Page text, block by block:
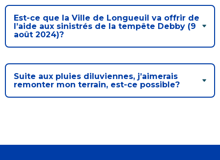
Est-ce que la Ville de Longueuil va offrir de
l’aide aux sinistrés de la tempête Debby (9
août 2024)?
Suite aux pluies diluviennes, j’aimerais
remonter mon terrain, est-ce possible?